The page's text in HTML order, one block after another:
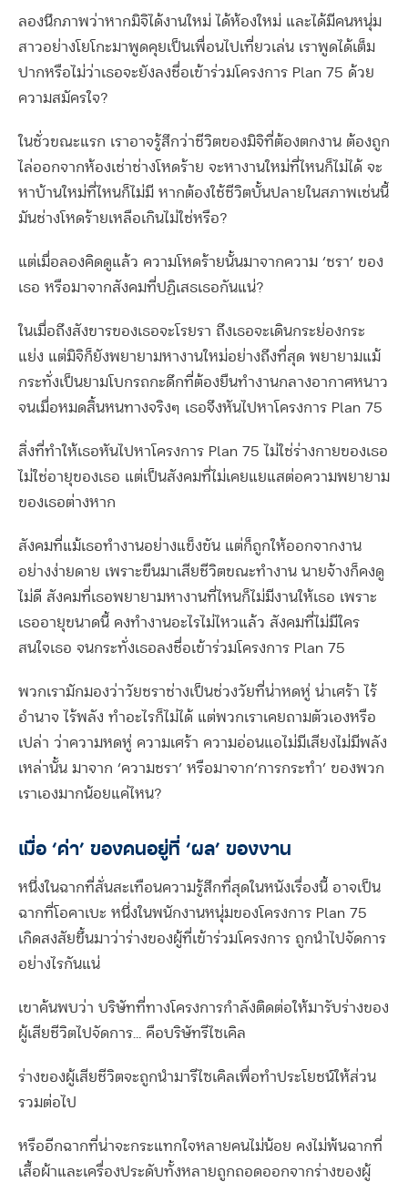
ลองนึกภาพว่าหากมิจิได้งานใหม่ ได้ห้องใหม่ และได้มีคนหนุ่ม
สาวอย่างโยโกะมาพูดคุยเป็นเพื่อนไปเที่ยวเล่น เราพูดได้เต็ม
ปากหรือไม่ว่าเธอจะยังลงชื่อเข้าร่วมโครงการ Plan 75 ด้วย
ความสมัครใจ?
ในชั่วขณะแรก เราอาจรู้สึกว่าชีวิตของมิจิที่ต้องตกงาน ต้องถูก
ไล่ออกจากห้องเช่าช่างโหดร้าย จะหางานใหม่ที่ไหนก็ไม่ได้ จะ
หาบ้านใหม่ที่ไหนก็ไม่มี หากต้องใช้ชีวิตบั้นปลายในสภาพเช่นนี้
มันช่างโหดร้ายเหลือเกินไม่ใช่หรือ?
แต่เมื่อลองคิดดูแล้ว ความโหดร้ายนั้นมาจากความ ‘ชรา’ ของ
เธอ หรือมาจากสังคมที่ปฏิเสธเธอกันแน่?
ในเมื่อถึงสังขารของเธอจะโรยรา ถึงเธอจะเดินกระย่องกระ
แย่ง แต่มิจิก็ยังพยายามหางานใหม่อย่างถึงที่สุด พยายามแม้
กระทั่งเป็นยามโบกรถกะดึกที่ต้องยืนทำงานกลางอากาศหนาว
จนเมื่อหมดสิ้นหนทางจริงๆ เธอจึงหันไปหาโครงการ Plan 75
สิ่งที่ทำให้เธอหันไปหาโครงการ Plan 75 ไม่ใช่ร่างกายของเธอ
ไม่ใช่อายุของเธอ แต่เป็นสังคมที่ไม่เคยแยแสต่อความพยายาม
ของเธอต่างหาก
สังคมที่แม้เธอทำงานอย่างแข็งขัน แต่ก็ถูกให้ออกจากงาน
อย่างง่ายดาย เพราะขืนมาเสียชีวิตขณะทำงาน นายจ้างก็คงดู
ไม่ดี สังคมที่เธอพยายามหางานที่ไหนก็ไม่มีงานให้เธอ เพราะ
เธออายุขนาดนี้ คงทำงานอะไรไม่ไหวแล้ว สังคมที่ไม่มีใคร
สนใจเธอ จนกระทั่งเธอลงชื่อเข้าร่วมโครงการ Plan 75
พวกเรามักมองว่าวัยชราช่างเป็นช่วงวัยที่น่าหดหู่ น่าเศร้า ไร้
อำนาจ ไร้พลัง ทำอะไรก็ไม่ได้ แต่พวกเราเคยถามตัวเองหรือ
เปล่า ว่าความหดหู่ ความเศร้า ความอ่อนแอไม่มีเสียงไม่มีพลัง
เหล่านั้น มาจาก ‘ความชรา’ หรือมาจาก‘การกระทำ’ ของพวก
เราเองมากน้อยแค่ไหน?
เมื่อ ‘ค่า’ ของคนอยู่ที่ ‘ผล’ ของงาน
หนึ่งในฉากที่สั่นสะเทือนความรู้สึกที่สุดในหนังเรื่องนี้ อาจเป็น
ฉากที่โอคาเบะ หนึ่งในพนักงานหนุ่มของโครงการ Plan 75
เกิดสงสัยขึ้นมาว่าร่างของผู้ที่เข้าร่วมโครงการ ถูกนำไปจัดการ
อย่างไรกันแน่
เขาค้นพบว่า บริษัทที่ทางโครงการกำลังติดต่อให้มารับร่างของ
ผู้เสียชีวิตไปจัดการ… คือบริษัทรีไซเคิล
ร่างของผู้เสียชีวิตจะถูกนำมารีไซเคิลเพื่อทำประโยชน์ให้ส่วน
รวมต่อไป
หรืออีกฉากที่น่าจะกระแทกใจหลายคนไม่น้อย คงไม่พ้นฉากที่
เสื้อผ้าและเครื่องประดับทั้งหลายถูกถอดออกจากร่างของผู้